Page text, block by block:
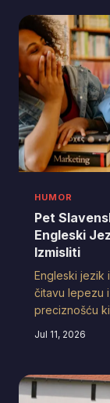
HUMOR
Pet
Engleski
Izmisliti
Engleski jezik
čitavu lepezu
preciznošću
Jul 11, 2026